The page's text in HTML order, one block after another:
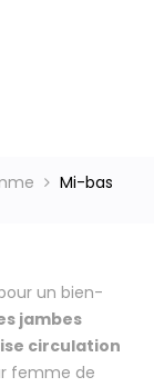
Mi-bas
un bien-
jambes
circulation
femme de